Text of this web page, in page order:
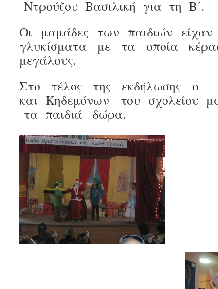
Ντρούζου Βασιλική για τη Β΄.
Οι μαμάδες των παιδιών είχαν
γλυκίσματα με τα οποία
μεγάλους.
Στο τέλος της εκδήλωσης ο
και Κηδεμόνων του σχολείου
τα παιδιά δώρα.